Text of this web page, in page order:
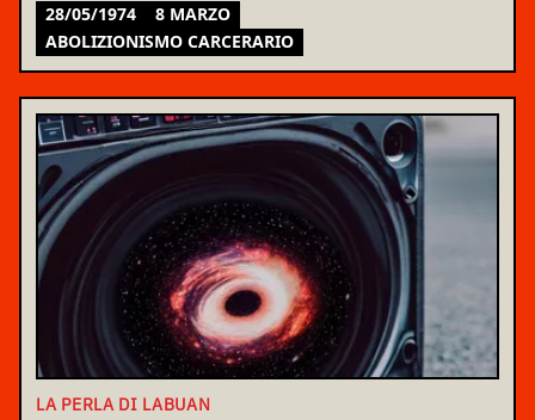
28/05/1974
8 MARZO
ABOLIZIONISMO CARCERARIO
LA PERLA DI LABUAN